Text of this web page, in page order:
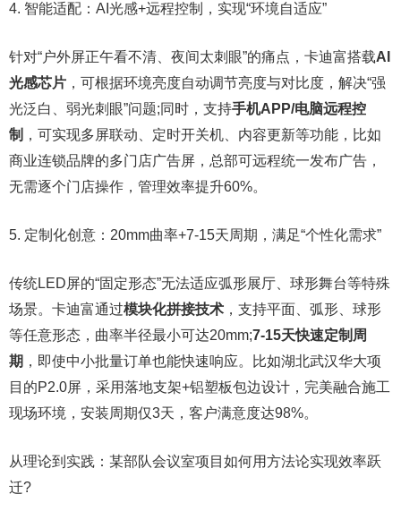
4. 智能适配：AI光感+远程控制，实现“环境自适应”
针对“户外屏正午看不清、夜间太刺眼”的痛点，卡迪富搭载AI
光感芯片 ，可根据环境亮度自动调节亮度与对比度，解决“强
光泛白、弱光刺眼”问题;同时，支持手机APP/电脑远程控
制 ，可实现多屏联动、定时开关机、内容更新等功能，比如
商业连锁品牌的多门店广告屏，总部可远程统一发布广告，
无需逐个门店操作，管理效率提升60%。
5. 定制化创意：20mm曲率+7-15天周期，满足“个性化需求”
传统LED屏的“固定形态”无法适应弧形展厅、球形舞台等特殊
场景。卡迪富通过模块化拼接技术 ，支持平面、弧形、球形
等任意形态，曲率半径最小可达20mm;7-15天快速定制周
期 ，即使中小批量订单也能快速响应。比如湖北武汉华大项
目的P2.0屏，采用落地支架+铝塑板包边设计，完美融合施工
现场环境，安装周期仅3天，客户满意度达98%。
从理论到实践：某部队会议室项目如何用方法论实现效率跃
迁?